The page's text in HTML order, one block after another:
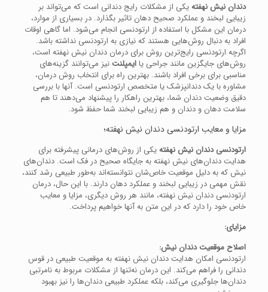
دندان نیش نهفتهیکی از مشکلات رایج دندانی است که می‌تواند بر
زیبایی لبخند و عملکرد صحیح دهان تاثیر بگذارد. در بسیاری از موارد،
درمان این مشکل با استفاده از ارتودنسی انجام می‌شود. اما گاهی اوقات
افراد به دنبال روش‌هایی هستند که نیازی به ارتودنسی نداشته باشد.
اگرچه ارتودنسی رایج‌ترین روش برای درمان دندان نیش نهفته است،
روش‌های جایگزین مانند جراحی یاایمپلنت نیز می‌توانند گزینه‌های
مناسبی برای برخی افراد باشند. بهترین راه برای انتخاب روش درمان،
مشاوره با یک دندانپزشک یا متخصص ارتودنسی است. آنها با بررسی
دقیق وضعیت دندان شما، بهترین راهکار را پیشنهاد می‌دهند تا هم
سلامت دهان و دندان و هم زیبایی لبخند شما حفظ شود.
مزایا و معایب ارتودنسی دندان نیش نهفته؛
ارتودنسی دندان نیش نهفتهیکی از روش‌های درمانی پیشرفته برای
هدایت دندان‌های نیش نهفته به جایگاه صحیح در فک است. دندان‌های
نیش که به دلیل موقعیت خاص‌شان نتوانسته‌اند به‌طور طبیعی رشد کنند،
نقش مهمی در زیبایی لبخند و عملکرد دهان دارند. با این حال، درمان
ارتودنسی دندان نیش نهفته، مانند هر روش دیگری، مزایا و معایب
خاص خود را دارد که در این متن به آنها خواهیم پرداخت.
مزایای:
اصلاح موقعیت دندان نیش:
ارتودنسی امکان هدایت دندان نیش نهفته به موقعیت طبیعی در قوس
دندانی را فراهم می‌کند. این درمان نه‌تنها از مشکلات مربوط به نامرتبی
دندان‌ها جلوگیری می‌کند، بلکه عملکرد طبیعی دندان‌ها را نیز بهبود